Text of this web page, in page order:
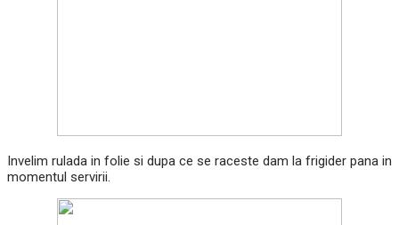
Invelim rulada in folie si dupa ce se raceste dam la frigider pana in
momentul servirii.